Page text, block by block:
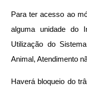
Para ter acesso ao
alguma unidade do
Utilização do
Animal, Atendimento
Haverá bloqueio do